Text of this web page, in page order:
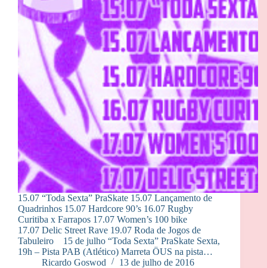
15.07 “Toda Sexta” PraSkate 15.07 Lançamento de
Quadrinhos 15.07 Hardcore 90’s 16.07 Rugby
Curitiba x Farrapos 17.07 Women’s 100 bike
17.07 Delic Street Rave 19.07 Roda de Jogos de
Tabuleiro 15 de julho “Toda Sexta” PraSkate Sexta,
19h – Pista PAB (Atlético) Marreta ÖUS na pista…
Ricardo Goswod
13 de julho de 2016